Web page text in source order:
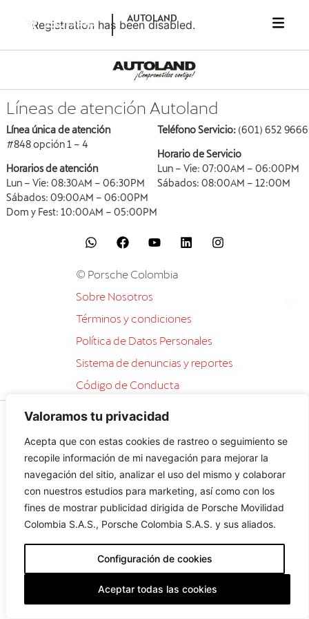
Valoramos tu privacidad
Acepta que con estas cookies de rastreo o seguimiento se
recopile información de mi navegación para mejorar la
navegación del sitio, analizar el uso del mismo y colaborar
con nuestros estudios para marketing, así como con los
fines de mostrar publicidad dirigida de Porsche Movilidad
Colombia S.A.S., Porsche Colombia S.A.S. y sus aliados.
Configuración de cookies
Aceptar todas las cookies
AUTOLAND
Registration has been disabled.
Líneas de atención Autoland
Línea única de atención
#848 opción 1 – 4
Horarios de atención
Lun – Vie: 08:30AM – 06:30PM
Sábados: 09:00AM – 06:00PM
Dom y Fest: 10:00AM – 05:00PM
Teléfono Servicio:(601) 652 9666
Horario de Servicio
Lun – Vie: 07:00AM – 06:00PM
Sábados: 08:00AM – 12:00M
© Porsche Colombia
Sobre Nosotros
Términos y condiciones
Política de Datos Personales
Sistema de denuncias y reportes
Código de Conducta
Powered by Believe It Group